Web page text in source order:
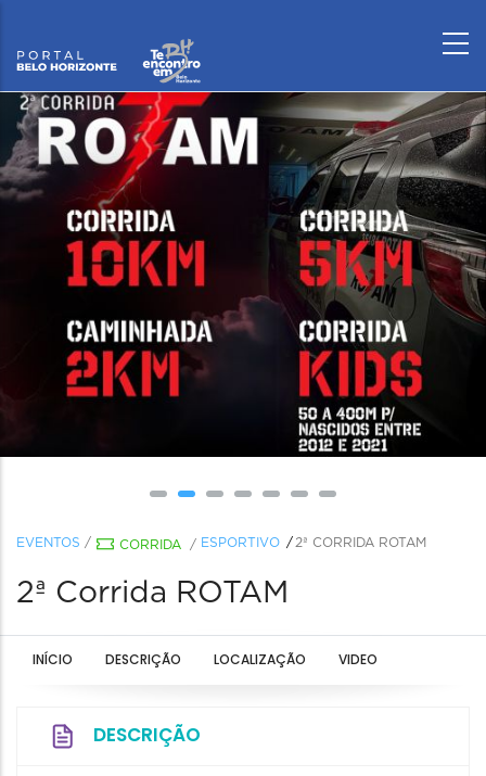
EVENTOS / CORRIDA / ESPORTIVO 2ª CORRIDA ROTAM
2ª Corrida ROTAM
INÍCIO DESCRIÇÃO LOCALIZAÇÃO VIDEO
DESCRIÇÃO